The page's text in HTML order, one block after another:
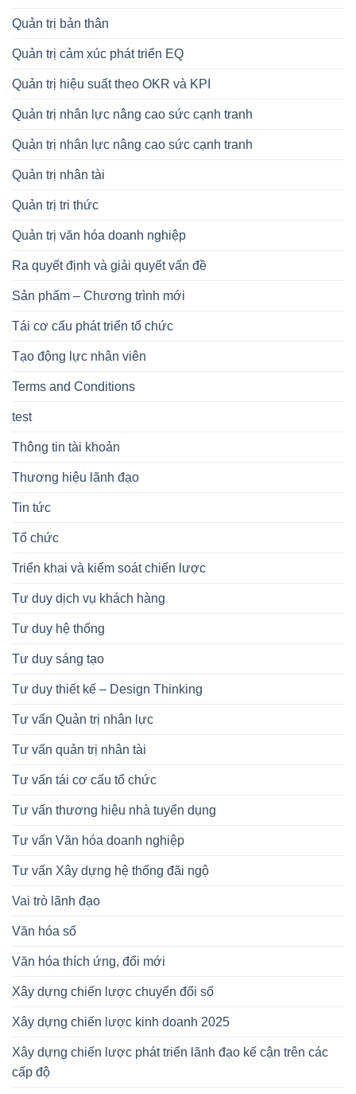
Quản trị bản thân
Quản trị cảm xúc phát triển EQ
Quản trị hiệu suất theo OKR và KPI
Quản trị nhân lực nâng cao sức cạnh tranh
Quản trị nhân lực nâng cao sức cạnh tranh
Quản trị nhân tài
Quản trị tri thức
Quản trị văn hóa doanh nghiệp
Ra quyết định và giải quyết vấn đề
Sản phẩm – Chương trình mới
Tái cơ cấu phát triển tổ chức
Tạo động lực nhân viên
Terms and Conditions
test
Thông tin tài khoản
Thương hiệu lãnh đạo
Tin tức
Tổ chức
Triển khai và kiểm soát chiến lược
Tư duy dịch vụ khách hàng
Tư duy hệ thống
Tư duy sáng tạo
Tư duy thiết kế – Design Thinking
Tư vấn Quản trị nhân lực
Tư vấn quản trị nhân tài
Tư vấn tái cơ cấu tổ chức
Tư vấn thương hiệu nhà tuyển dụng
Tư vấn Văn hóa doanh nghiệp
Tư vấn Xây dựng hệ thống đãi ngộ
Vai trò lãnh đạo
Văn hóa số
Văn hóa thích ứng, đổi mới
Xây dựng chiến lược chuyển đổi số
Xây dựng chiến lược kinh doanh 2025
Xây dựng chiến lược phát triển lãnh đạo kế cận trên các
cấp độ